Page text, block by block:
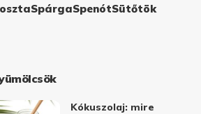
SpárgaSpenótSütőtök
Kókuszolaj: mire